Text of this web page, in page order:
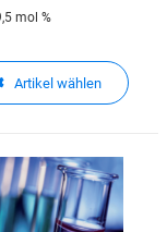
mol %
Artikel wählen